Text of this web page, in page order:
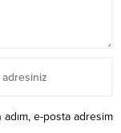
adım, e-posta adresim